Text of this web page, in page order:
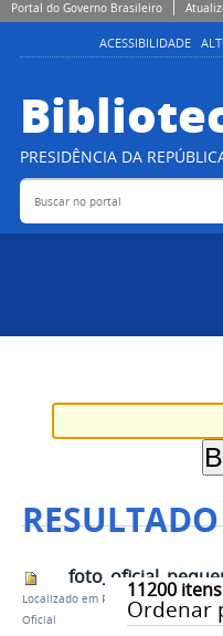
Portal do Governo Brasileiro
ACESSIBILIDADE
PRESIDÊNCIA DA
Buscar no portal
11200itens
Ordenar
Localizado em Presidência /…/
Oficial